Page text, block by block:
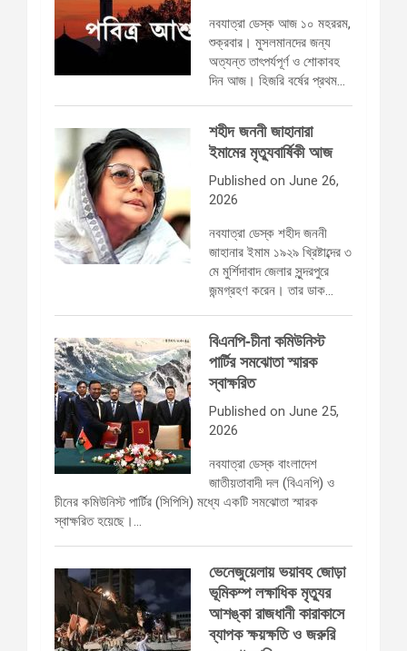
নবযাত্রা ডেস্ক আজ ১০ মহররম,
শুক্রবার। মুসলমানদের জন্য
অত্যন্ত তাৎপর্যপূর্ণ ও শোকাবহ
দিন আজ। হিজরি বর্ষের প্রথম…
শহীদ জননী জাহানারা
ইমামের মৃত্যুবার্ষিকী আজ
Published on June 26,
2026
নবযাত্রা ডেস্ক শহীদ জননী
জাহানার ইমাম ১৯২৯ খ্রিষ্টাব্দের ৩
মে মুর্শিদাবাদ জেলার সুন্দরপুরে
জন্মগ্রহণ করেন। তার ডাক…
বিএনপি-চীনা কমিউনিস্ট
পার্টির সমঝোতা স্মারক
স্বাক্ষরিত
Published on June 25,
2026
নবযাত্রা ডেস্ক বাংলাদেশ
জাতীয়তাবাদী দল (বিএনপি) ও
চীনের কমিউনিস্ট পার্টির (সিপিসি) মধ্যে একটি সমঝোতা স্মারক
স্বাক্ষরিত হয়েছে।…
ভেনেজুয়েলায় ভয়াবহ জোড়া
ভূমিকম্প লক্ষাধিক মৃত্যুর
আশঙ্কা রাজধানী কারাকাসে
ব্যাপক ক্ষয়ক্ষতি ও জরুরি